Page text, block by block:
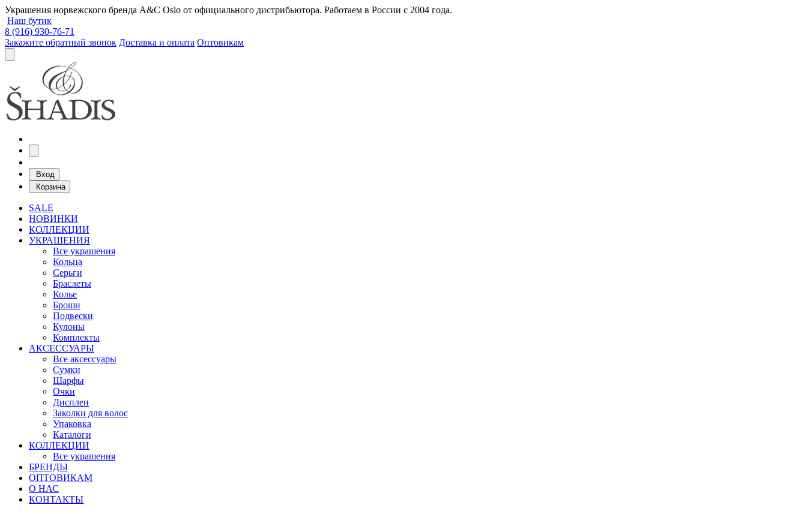
Украшения норвежского бренда A&C Oslo от официального дистрибьютора. Работаем в России с 2004 года.
Наш бутик
8 (916) 930-76-71
Закажите обратный звонок Доставка и оплата Оптовикам
Вход
Корзина
SALE
НОВИНКИ
КОЛЛЕКЦИИ
УКРАШЕНИЯ
Все украшения
Кольца
Серьги
Браслеты
Колье
Броши
Подвески
Кулоны
Комплекты
АКСЕССУАРЫ
Все аксессуары
Сумки
Шарфы
Очки
Дисплеи
Заколки для волос
Упаковка
Каталоги
КОЛЛЕКЦИИ
Все украшения
БРЕНДЫ
ОПТОВИКАМ
О НАС
КОНТАКТЫ